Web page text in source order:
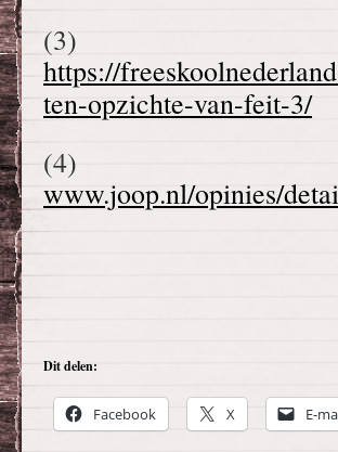
(3)
https://
ten-opzichte-van-feit-3/
(4)
www.joop.nl/opinies/
Dit delen:
Facebook X E-